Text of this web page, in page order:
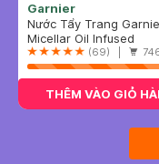
Garnier
Nước Tẩy Trang
Sạch Sâu Lớp Trang
400ml
Micellar Oil Infused
Cleansing Water
(69) |
THÊM VÀO GIỎ